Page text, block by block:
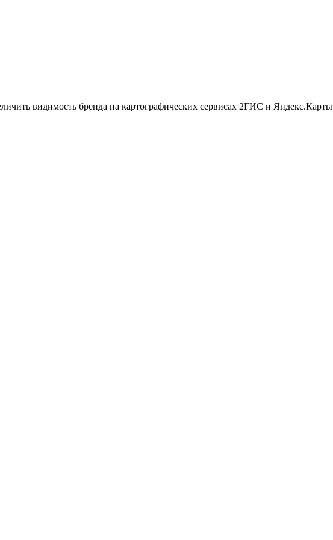
видимость бренда на картографических сервисах 2ГИС и Яндекс.Карты